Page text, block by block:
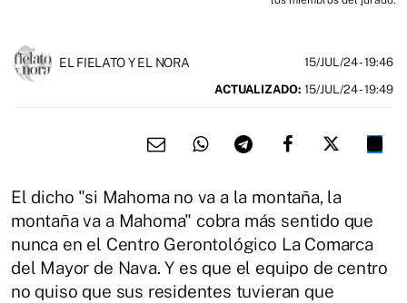
EL FIELATO Y EL NORA 15/JUL/24- 19:46
ACTUALIZADO: 15/JUL/24 - 19:49
El dicho "si Mahoma no va a la montaña, la
montaña va a Mahoma" cobra más sentido que
nunca en el Centro Gerontológico La Comarca
del Mayor de Nava. Y es que el equipo de centro
no quiso que sus residentes tuvieran que